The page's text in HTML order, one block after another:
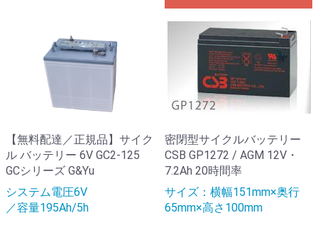
【無料配達／正規品】サイク
ル バッテリー 6V GC2-125
GCシリーズ G&Yu
システム電圧6V
／容量195Ah/5h
密閉型サイクルバッテリー
CSB GP1272 / AGM 12V・
7.2Ah 20時間率
サイズ：横幅151mm×奥行
65mm×高さ100mm